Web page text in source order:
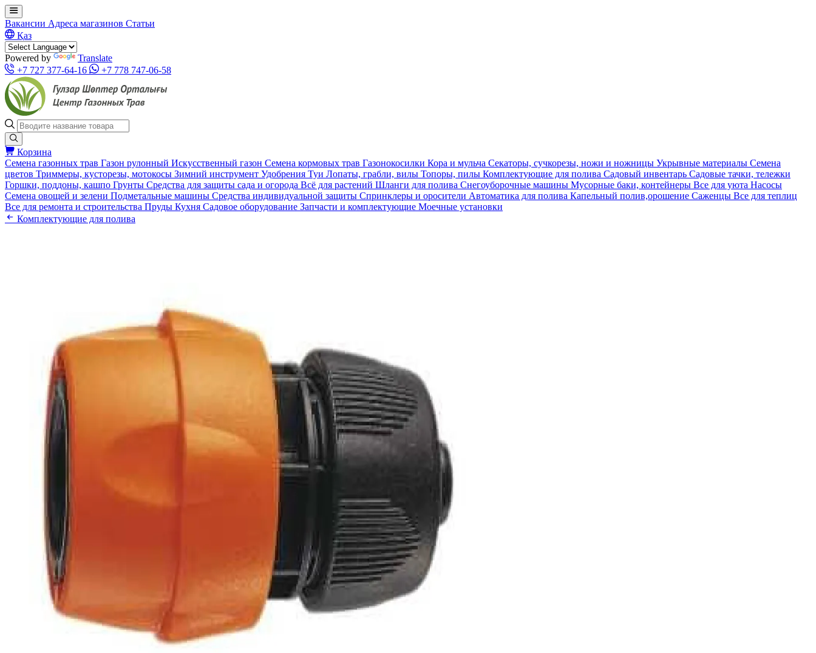
Вакансии Адреса магазинов Статьи
Қаз
Powered by
Translate
+7 727 377-64-16
+7 778 747-06-58
Корзина
Семена газонных трав Газон рулонный Искусственный газон Семена кормовых трав Газонокосилки Кора и мульча Секаторы, сучкорезы, ножи и ножницы Укрывные материалы Семена
цветов Триммеры, кусторезы, мотокосы Зимний инструмент Удобрения Туи Лопаты, грабли, вилы Топоры, пилы Комплектующие для полива Садовый инвентарь Садовые тачки, тележки
Горшки, поддоны, кашпо Грунты Средства для защиты сада и огорода Всё для растений Шланги для полива Снегоуборочные машины Мусорные баки, контейнеры Все для уюта Насосы
Семена овощей и зелени Подметальные машины Средства индивидуальной защиты Спринклеры и оросители Автоматика для полива Капельный полив,орошение Саженцы Все для теплиц
Все для ремонта и строительства Пруды Кухня Садовое оборудование Запчасти и комплектующие Моечные установки
Комплектующие для полива